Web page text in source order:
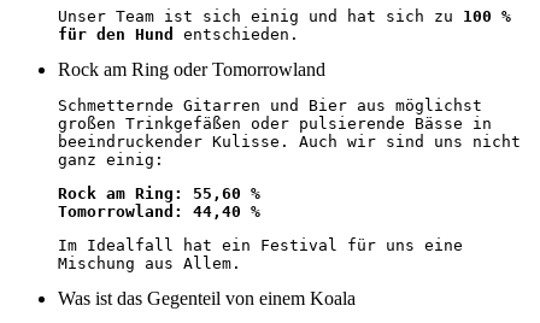
Unser Team ist sich einig und hat sich zu 100 %
für den Hund
entschieden.
Rock am Ring oder Tomorrowland
Schmetternde Gitarren und Bier aus möglichst
großen Trinkgefäßen oder pulsierende Bässe in
beeindruckender Kulisse. Auch wir sind uns nicht
ganz einig:
Rock am Ring: 55,60 %
Tomorrowland: 44,40 %
Im Idealfall hat ein Festival für uns eine
Mischung aus Allem.
Was ist das Gegenteil von einem Koala